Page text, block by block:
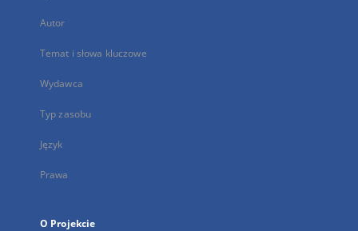
Autor
Temat i słowa kluczowe
Wydawca
Typ zasobu
Język
Prawa
O Projekcie